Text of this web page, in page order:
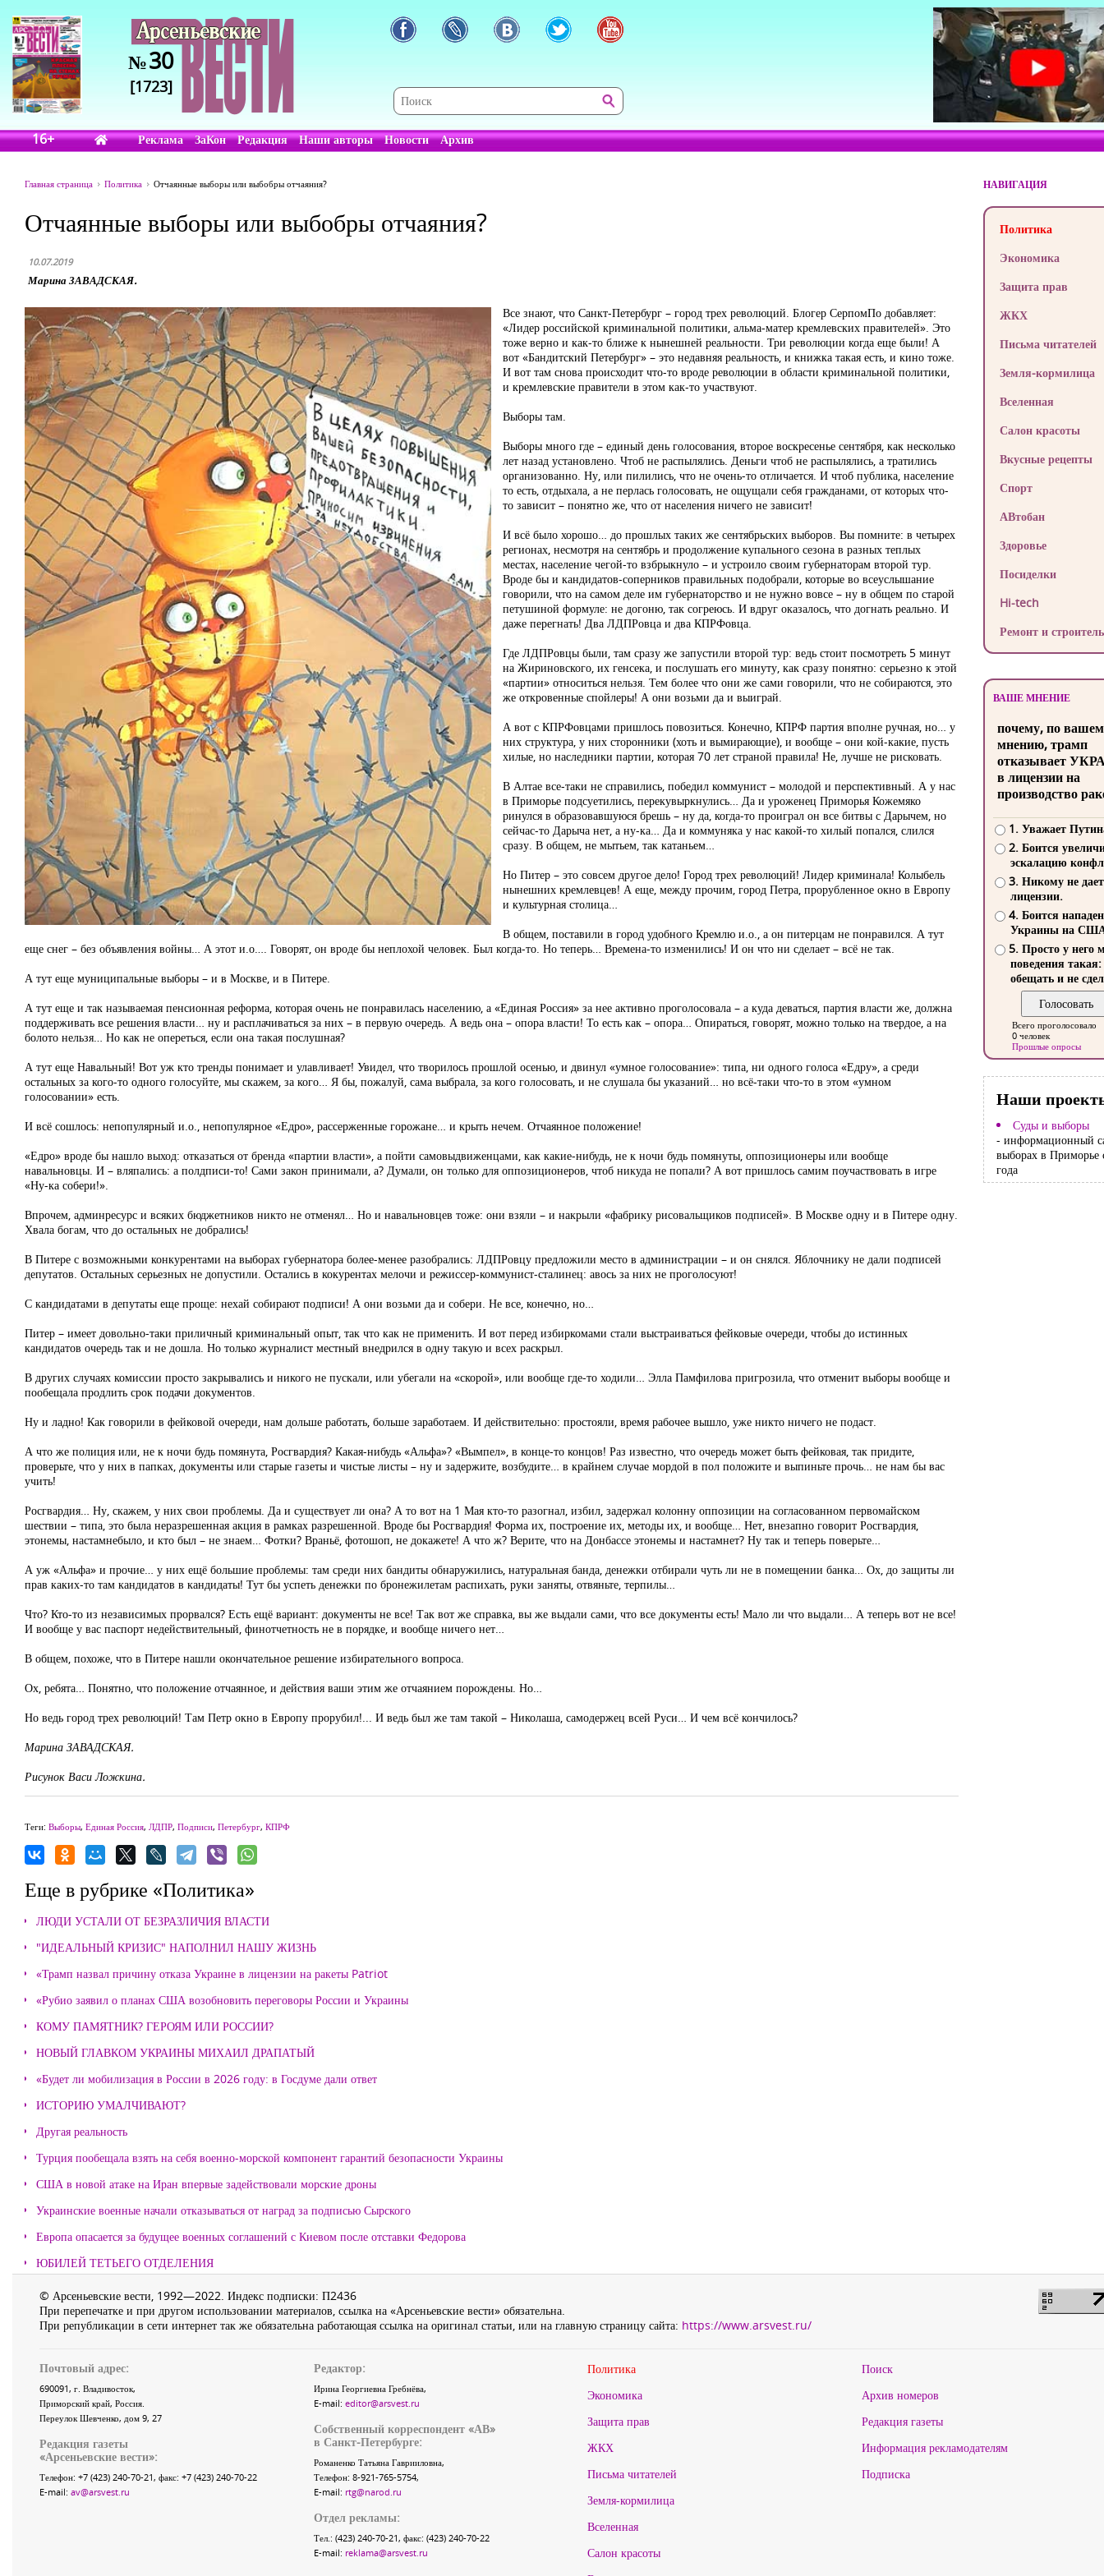
№30
[1723]
16+ Реклама ЗаКон Редакция Наши авторы Новости Архив
Главная страница Политика Отчаянные выборы или выбобры отчаяния?
Отчаянные выборы или выбобры отчаяния?
10.07.2019
Марина ЗАВАДСКАЯ.
Все знают, что Санкт-Петербург – город трех революций. Блогер СерпомПо добавляет:
«Лидер российской криминальной политики, альма-матер кремлевских правителей». Это
тоже верно и как-то ближе к нынешней реальности. Три революции когда еще были! А
вот «Бандитский Петербург» – это недавняя реальность, и книжка такая есть, и кино тоже.
И вот там снова происходит что-то вроде революции в области криминальной политики,
и кремлевские правители в этом как-то участвуют.
Выборы там.
Выборы много где – единый день голосования, второе воскресенье сентября, как несколько
лет назад установлено. Чтоб не распылялись. Деньги чтоб не распылялись, а тратились
организованно. Ну, или пилились, что не очень-то отличается. И чтоб публика, население
то есть, отдыхала, а не перлась голосовать, не ощущали себя гражданами, от которых что-
то зависит – понятно же, что от населения ничего не зависит!
И всё было хорошо… до прошлых таких же сентябрьских выборов. Вы помните: в четырех
регионах, несмотря на сентябрь и продолжение купального сезона в разных теплых
местах, население чегой-то взбрыкнуло – и устроило своим губернаторам второй тур.
Вроде бы и кандидатов-соперников правильных подобрали, которые во всеуслышание
говорили, что на самом деле им губернаторство и не нужно вовсе – ну в общем по старой
петушиной формуле: не догоню, так согреюсь. И вдруг оказалось, что догнать реально. И
даже перегнать! Два ЛДПРовца и два КПРФовца.
Где ЛДПРовцы были, там сразу же запустили второй тур: ведь стоит посмотреть 5 минут
на Жириновского, их генсека, и послушать его минуту, как сразу понятно: серьезно к этой
«партии» относиться нельзя. Тем более что они же сами говорили, что не собираются, это
же откровенные спойлеры! А они возьми да и выиграй.
А вот с КПРФовцами пришлось повозиться. Конечно, КПРФ партия вполне ручная, но… у
них структура, у них сторонники (хоть и вымирающие), и вообще – они кой-какие, пусть
хилые, но наследники партии, которая 70 лет страной правила! Не, лучше не рисковать.
В Алтае все-таки не справились, победил коммунист – молодой и перспективный. А у нас
в Приморье подсуетились, перекувыркнулись… Да и уроженец Приморья Кожемяко
ринулся в образовавшуюся брешь – ну да, когда-то проиграл он все битвы с Дарычем, но
сейчас-то Дарыча нет, а ну-ка… Да и коммуняка у нас какой-то хилый попался, слился
сразу. В общем, не мытьем, так катаньем…
Но Питер – это совсем другое дело! Город трех революций! Лидер криминала! Колыбель
нынешних кремлевцев! А еще, между прочим, город Петра, прорубленное окно в Европу
и культурная столица…
В общем, поставили в город удобного Кремлю и.о., а он питерцам не понравился. А тут
еще снег – без объявления войны… А этот и.о…. Говорят, он вроде бы неплохой человек. Был когда-то. Но теперь… Времена-то изменились! И он что ни сделает – всё не так.
А тут еще муниципальные выборы – и в Москве, и в Питере.
А тут еще и так называемая пенсионная реформа, которая очень не понравилась населению, а «Единая Россия» за нее активно проголосовала – а куда деваться, партия власти же, должна
поддерживать все решения власти… ну и расплачиваться за них – в первую очередь. А ведь она – опора власти! То есть как – опора… Опираться, говорят, можно только на твердое, а на
болото нельзя… Но как не опереться, если она такая послушная?
А тут еще Навальный! Вот уж кто тренды понимает и улавливает! Увидел, что творилось прошлой осенью, и двинул «умное голосование»: типа, ни одного голоса «Едру», а среди
остальных за кого-то одного голосуйте, мы скажем, за кого… Я бы, пожалуй, сама выбрала, за кого голосовать, и не слушала бы указаний… но всё-таки что-то в этом «умном
голосовании» есть.
И всё сошлось: непопулярный и.о., непопулярное «Едро», рассерженные горожане… и крыть нечем. Отчаянное положение!
«Едро» вроде бы нашло выход: отказаться от бренда «партии власти», а пойти самовыдвиженцами, как какие-нибудь, не к ночи будь помянуты, оппозиционеры или вообще
навальновцы. И – вляпались: а полдписи-то! Сами закон принимали, а? Думали, он только для оппозиционеров, чтоб никуда не попали? А вот пришлось самим поучаствовать в игре
«Ну-ка собери!».
Впрочем, админресурс и всяких бюджетников никто не отменял… Но и навальновцев тоже: они взяли – и накрыли «фабрику рисовальщиков подписей». В Москве одну и в Питере одну.
Хвала богам, что до остальных не добрались!
В Питере с возможными конкурентами на выборах губернатора более-менее разобрались: ЛДПРовцу предложили место в администрации – и он снялся. Яблочнику не дали подписей
депутатов. Остальных серьезных не допустили. Остались в кокурентах мелочи и режиссер-коммунист-сталинец: авось за них не проголосуют!
С кандидатами в депутаты еще проще: нехай собирают подписи! А они возьми да и собери. Не все, конечно, но…
Питер – имеет довольно-таки приличный криминальный опыт, так что как не применить. И вот перед избиркомами стали выстраиваться фейковые очереди, чтобы до истинных
кандидатов очередь так и не дошла. Но только журналист местный внедрился в одну такую и всех раскрыл.
В других случаях комиссии просто закрывались и никого не пускали, или убегали на «скорой», или вообще где-то ходили… Элла Памфилова пригрозила, что отменит выборы вообще и
пообещала продлить срок подачи документов.
Ну и ладно! Как говорили в фейковой очереди, нам дольше работать, больше заработаем. И действительно: простояли, время рабочее вышло, уже никто ничего не подаст.
А что же полиция или, не к ночи будь помянута, Росгвардия? Какая-нибудь «Альфа»? «Вымпел», в конце-то концов! Раз известно, что очередь может быть фейковая, так придите,
проверьте, что у них в папках, документы или старые газеты и чистые листы – ну и задержите, возбудите… в крайнем случае мордой в пол положите и выпиньте прочь… не нам бы вас
учить!
Росгвардия… Ну, скажем, у них свои проблемы. Да и существует ли она? А то вот на 1 Мая кто-то разогнал, избил, задержал колонну оппозиции на согласованном первомайском
шествии – типа, это была неразрешенная акция в рамках разрешенной. Вроде бы Росгвардия! Форма их, построение их, методы их, и вообще… Нет, внезапно говорит Росгвардия,
этонемы, настамнебыло, и кто был – не знаем… Фотки? Враньё, фотошоп, не докажете! А что ж? Верите, что на Донбассе этонемы и настамнет? Ну так и теперь поверьте…
А уж «Альфа» и прочие… у них ещё большие проблемы: там среди них бандиты обнаружились, натуральная банда, денежки отбирали чуть ли не в помещении банка… Ох, до защиты ли
прав каких-то там кандидатов в кандидаты! Тут бы успеть денежки по бронежилетам распихать, руки заняты, отвяньте, терпилы…
Что? Кто-то из независимых прорвался? Есть ещё вариант: документы не все! Так вот же справка, вы же выдали сами, что все документы есть! Мало ли что выдали… А теперь вот не все!
И вообще у вас паспорт недействительный, финотчетность не в порядке, и вообще ничего нет…
В общем, похоже, что в Питере нашли окончательное решение избирательного вопроса.
Ох, ребята… Понятно, что положение отчаянное, и действия ваши этим же отчаянием порождены. Но…
Но ведь город трех революций! Там Петр окно в Европу прорубил!... И ведь был же там такой – Николаша, самодержец всей Руси… И чем всё кончилось?
Марина ЗАВАДСКАЯ.
Рисунок Васи Ложкина.
Теги: Выборы, Единая Россия, ЛДПР, Подписи, Петербург, КПРФ
Еще в рубрике «Политика»
ЛЮДИ УСТАЛИ ОТ БЕЗРАЗЛИЧИЯ ВЛАСТИ
"ИДЕАЛЬНЫЙ КРИЗИС" НАПОЛНИЛ НАШУ ЖИЗНЬ
«Трамп назвал причину отказа Украине в лицензии на ракеты Patriot
«Рубио заявил о планах США возобновить переговоры России и Украины
КОМУ ПАМЯТНИК? ГЕРОЯМ ИЛИ РОССИИ?
НОВЫЙ ГЛАВКОМ УКРАИНЫ МИХАИЛ ДРАПАТЫЙ
«Будет ли мобилизация в России в 2026 году: в Госдуме дали ответ
ИСТОРИЮ УМАЛЧИВАЮТ?
Другая реальность
Турция пообещала взять на себя военно-морской компонент гарантий безопасности Украины
США в новой атаке на Иран впервые задействовали морские дроны
Украинские военные начали отказываться от наград за подписью Сырского
Европа опасается за будущее военных соглашений с Киевом после отставки Федорова
ЮБИЛЕЙ ТЕТЬЕГО ОТДЕЛЕНИЯ
НАВИГАЦИЯ
Политика
Экономика
Защита прав
ЖКХ
Письма читателей
Земля-кормилица
Вселенная
Салон красоты
Вкусные рецепты
Спорт
АВтобан
Здоровье
Посиделки
Hi-tech
Ремонт и
ВАШЕ МНЕНИЕ
почему, по
мнению, трамп
отказывает
в лицензии на
производство
1. Уважает
2. Боится
эскалацию
3. Никому не
лицензии.
4. Боится
Украины на
5. Просто у него
поведения такая:
обещать и не
Всего проголосовало
0 человек
Прошлые опросы
Наши
Суды и выборы
- информационный
выборах в Приморье
года
© Арсеньевские вести, 1992—2022. Индекс подписки: П2436
При перепечатке и при другом использовании материалов, ссылка на «Арсеньевские вести» обязательна.
При републикации в сети интернет так же обязательна работающая ссылка на оригинал статьи, или на главную страницу сайта: https://www.arsvest.ru/
Почтовый адрес:
690091, г. Владивосток,
Приморский край, Россия.
Переулок Шевченко, дом 9, 27
Редакция газеты
«Арсеньевские вести»:
Телефон: +7 (423) 240-70-21, факс: +7 (423) 240-70-22
E-mail: av@arsvest.ru
Редактор:
Ирина Георгиевна Гребнёва,
E-mail: editor@arsvest.ru
Собственный корреспондент «АВ»
в Санкт-Петербурге:
Романенко Татьяна Гаврииловна,
Телефон: 8-921-765-5754,
E-mail: rtg@narod.ru
Отдел рекламы:
Тел.: (423) 240-70-21, факс: (423) 240-70-22
E-mail: reklama@arsvest.ru
Политика
Экономика
Защита прав
ЖКХ
Письма читателей
Земля-кормилица
Вселенная
Салон красоты
Поиск
Архив номеров
Редакция газеты
Информация рекламодателям
Подписка